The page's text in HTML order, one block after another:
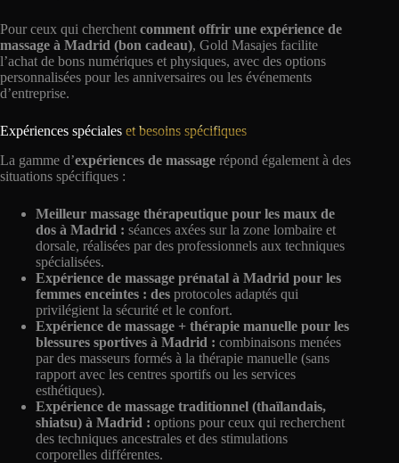
Pour ceux qui cherchent comment offrir une expérience de
massage à Madrid (bon cadeau), Gold Masajes facilite
l’achat de bons numériques et physiques, avec des options
personnalisées pour les anniversaires ou les événements
d’entreprise.
Expériences spéciales et besoins spécifiques
La gamme d’expériences de massage répond également à des
situations spécifiques :
Meilleur massage thérapeutique pour les maux de
dos à Madrid : séances axées sur la zone lombaire et
dorsale, réalisées par des professionnels aux techniques
spécialisées.
Expérience de massage prénatal à Madrid pour les
femmes enceintes : des protocoles adaptés qui
privilégient la sécurité et le confort.
Expérience de massage + thérapie manuelle pour les
blessures sportives à Madrid : combinaisons menées
par des masseurs formés à la thérapie manuelle (sans
rapport avec les centres sportifs ou les services
esthétiques).
Expérience de massage traditionnel (thaïlandais,
shiatsu) à Madrid : options pour ceux qui recherchent
des techniques ancestrales et des stimulations
corporelles différentes.